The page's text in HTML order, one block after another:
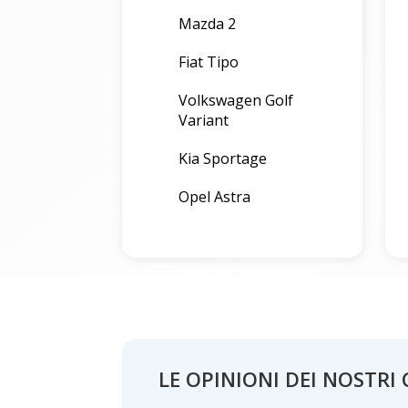
Mazda 2
Fiat Tipo
Volkswagen Golf
Variant
Kia Sportage
Opel Astra
LE OPINIONI DEI NOSTRI